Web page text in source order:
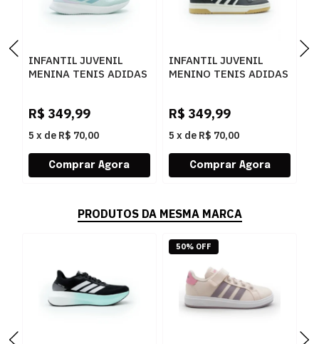
INFANTIL JUVENIL
MENINA TENIS ADIDAS
R$ 349,99
5 x de R$ 70,00
INFANTIL JUVENIL
MENINO TENIS ADIDAS
R$ 349,99
5 x de R$ 70,00
PRODUTOS DA MESMA MARCA
50% OFF